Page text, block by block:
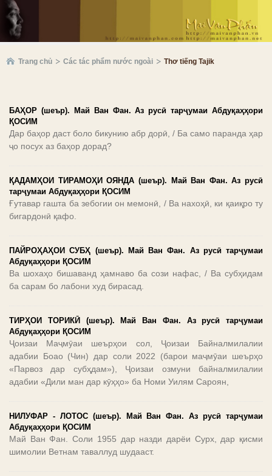
Trang chủ Các tác phẩm nước ngoài Thơ tiếng Tajik
БАҲОР (шеър). Май Ван Фан. Аз русӣ тарҷумаи Абдуқаҳҳори
ҚОСИМ
Дар баҳор даст боло бикунию абр дорӣ, / Ба само паранда ҳар
ҷо посух аз баҳор дорад?
ҚАДАМҲОИ ТИРАМОҲИ ОЯНДА (шеър). Май Ван Фан. Аз русӣ
тарҷумаи Абдуқаҳҳори ҚОСИМ
Ғутавар гашта ба зебогии он мемонӣ, / Ва нахоҳӣ, ки қаиқро ту
бигардонӣ қафо.
ПАЙРОҲАҲОИ СУБҲ (шеър). Май Ван Фан. Аз русӣ тарҷумаи
Абдуқаҳҳори ҚОСИМ
Ва шохаҳо бишаванд ҳамнаво ба сози нафас, / Ва субҳидам
ба сарам бо лабони худ бирасад.
ТИРҲОИ ТОРИКӢ (шеър). Май Ван Фан. Аз русӣ тарҷумаи
Абдуқаҳҳори ҚОСИМ
Ҷоизаи Маҷмӯаи шеърҳои сол, Ҷоизаи Байналмилалии
адабии Боао (Чин) дар соли 2022 (барои маҷмӯаи шеърҳо
«Парвоз дар субҳдам»), Ҷоизаи озмуни байналмилалии
адабии «Дили ман дар кӯҳҳо» ба Номи Уилям Сароян,
НИЛУФАР - ЛОТОС (шеър). Май Ван Фан. Аз русӣ тарҷумаи
Абдуқаҳҳори ҚОСИМ
Май Ван Фан. Соли 1955 дар назди дарёи Сурх, дар қисми
шимолии Ветнам таваллуд шудааст.